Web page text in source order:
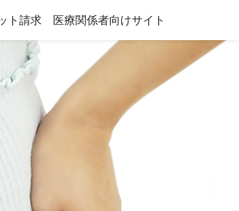
ト請求 医療関係者向けサイト